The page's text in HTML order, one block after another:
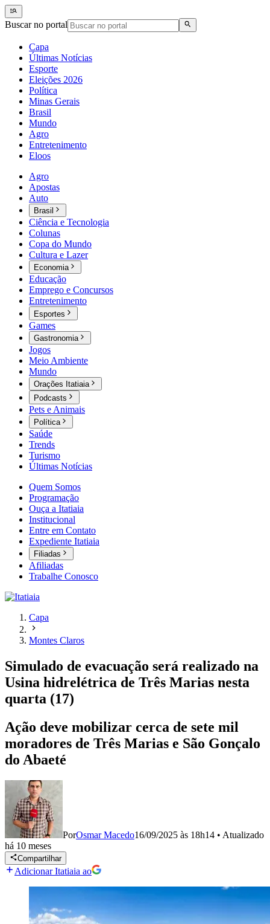
Buscar no portal
Capa
Últimas Notícias
Esporte
Eleições 2026
Política
Minas Gerais
Brasil
Mundo
Agro
Entretenimento
Eloos
Agro
Apostas
Auto
Brasil
Ciência e Tecnologia
Colunas
Copa do Mundo
Cultura e Lazer
Economia
Educação
Emprego e Concursos
Entretenimento
Esportes
Games
Gastronomia
Jogos
Meio Ambiente
Mundo
Orações Itatiaia
Podcasts
Pets e Animais
Política
Saúde
Trends
Turismo
Últimas Notícias
Quem Somos
Programação
Ouça a Itatiaia
Institucional
Entre em Contato
Expediente Itatiaia
Filiadas
Afiliadas
Trabalhe Conosco
Capa
Montes Claros
Simulado de evacuação será realizado na
Usina hidrelétrica de Três Marias nesta
quarta (17)
Ação deve mobilizar cerca de sete mil
moradores de Três Marias e São Gonçalo
do Abaeté
PorOsmar Macedo16/09/2025 às 18h14 • Atualizado
há 10 meses
Compartilhar
Adicionar Itatiaia ao